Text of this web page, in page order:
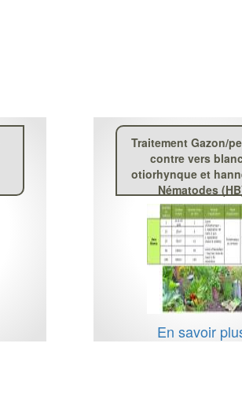
Traitement Gazon/
contre vers
otiorhynque et
Nématodes
En savoir